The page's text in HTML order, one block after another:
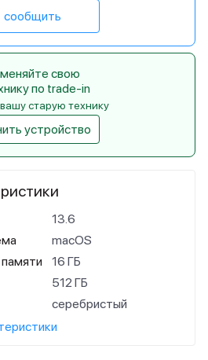
13.6
macOS
16 ГБ
512 ГБ
серебристый
сообщить
свою
по trade-in
старую технику
устройство